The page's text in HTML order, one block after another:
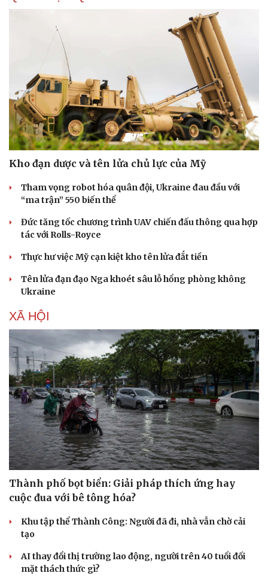
Sức khỏe
Dinh dưỡng - món ngon
Cây thuốc
Nhi khoa
Nam khoa
Phòng mạch online
Ăn sạch sống khỏe
Đời sống
Blog
Kho đạn dược và tên lửa chủ lực của Mỹ
Tham vọng robot hóa quân đội, Ukraine đau đầu với
“ma trận” 550 biến thể
Đức tăng tốc chương trình UAV chiến đấu thông qua hợp
tác với Rolls-Royce
Thực hư việc Mỹ cạn kiệt kho tên lửa đắt tiền
Tên lửa đạn đạo Nga khoét sâu lỗ hổng phòng không
Ukraine
XÃ HỘI
Thành phố bọt biển: Giải pháp thích ứng hay
cuộc đua với bê tông hóa?
Khu tập thể Thành Công: Người đã đi, nhà vẫn chờ cải
tạo
AI thay đổi thị trường lao động, người trên 40 tuổi đối
mặt thách thức gì?